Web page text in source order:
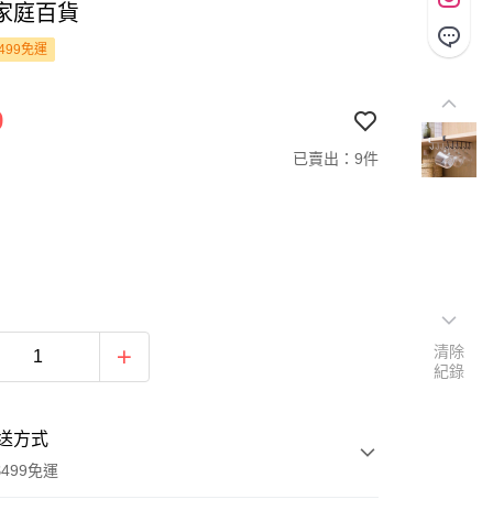
庭百貨
免運
已賣出：9件
方式
免運
清除
紀錄